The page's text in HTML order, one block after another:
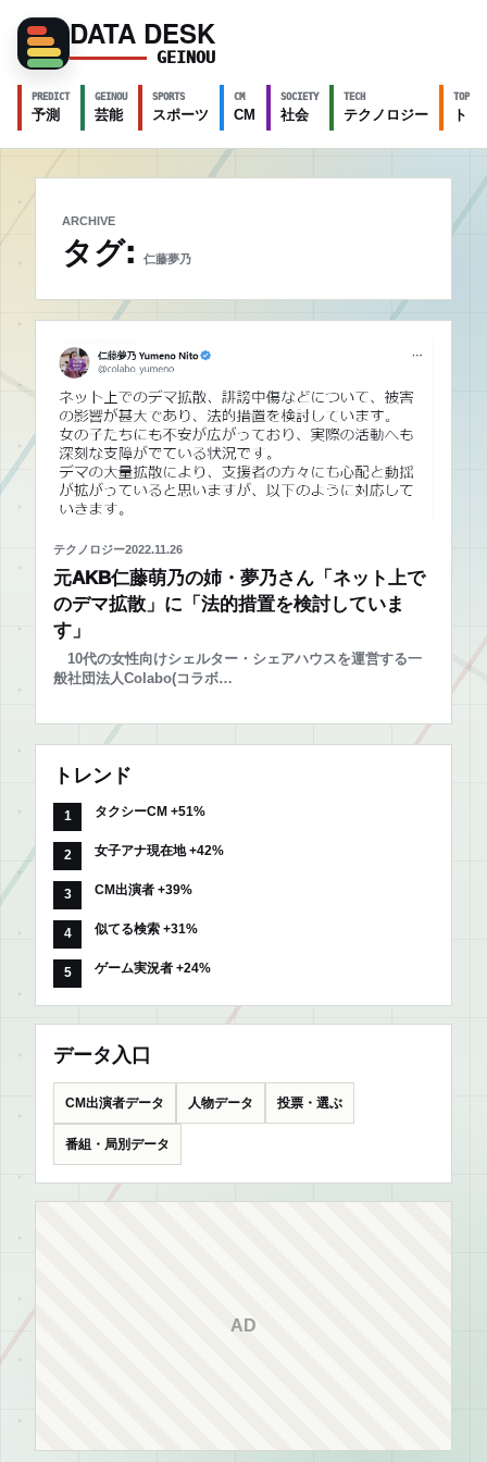
DATA DESK
GEINOU
PREDICT
予測
GEINOU
芸能
SPORTS
スポーツ
CM
CM
SOCIETY
社会
TECH
テクノロジー
TOPICS
ト
ARCHIVE
タグ: 仁藤夢乃
テクノロジー2022.11.26
元AKB仁藤萌乃の姉・夢乃さん「ネット上で
のデマ拡散」に「法的措置を検討していま
す」
10代の女性向けシェルター・シェアハウスを運営する一
般社団法人Colabo(コラボ…
トレンド
タクシーCM +51%
女子アナ現在地 +42%
CM出演者 +39%
似てる検索 +31%
ゲーム実況者 +24%
データ入口
CM出演者データ 人物データ 投票・選ぶ
番組・局別データ
AD